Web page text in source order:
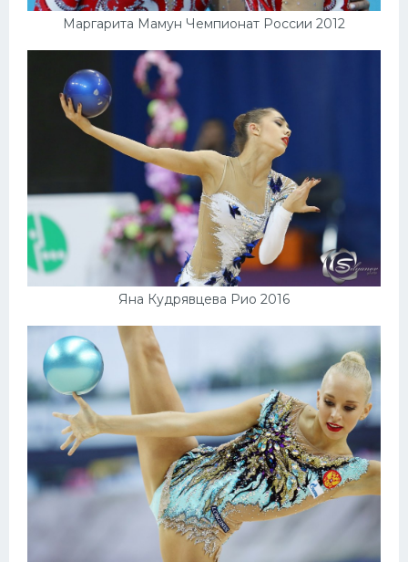
Маргарита Мамун Чемпионат России 2012
Яна Кудрявцева Рио 2016